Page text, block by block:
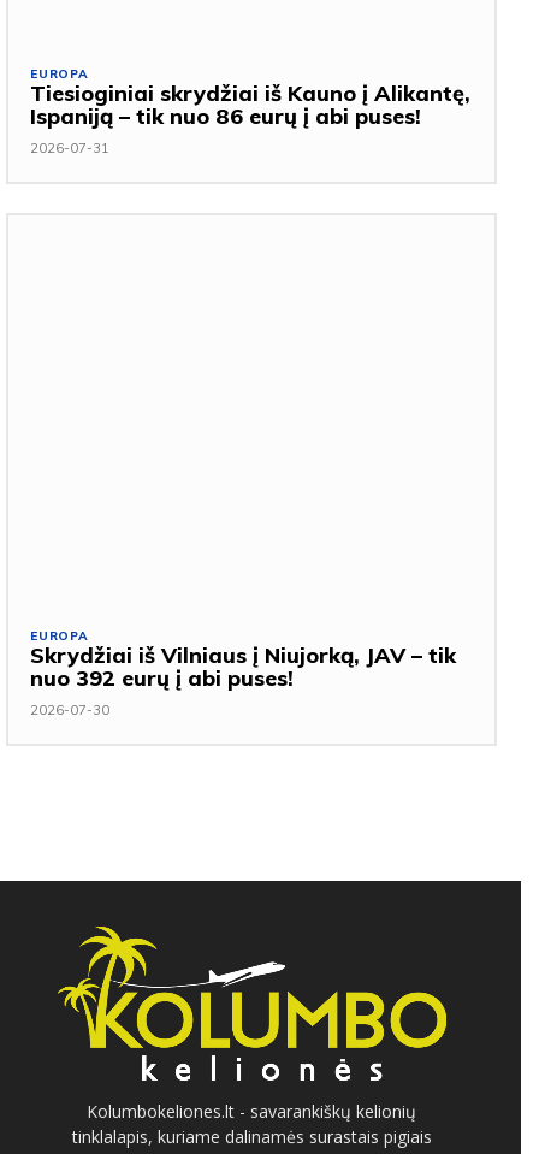
EUROPA
Tiesioginiai skrydžiai iš Kauno į Alikantę,
Ispaniją – tik nuo 86 eurų į abi puses!
2026-07-31
EUROPA
Skrydžiai iš Vilniaus į Niujorką, JAV – tik
nuo 392 eurų į abi puses!
2026-07-30
Kolumbokeliones.lt - savarankiškų kelionių
tinklalapis, kuriame dalinamės surastais pigiais